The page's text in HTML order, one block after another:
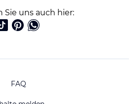
Sie uns auch hier:
FAQ